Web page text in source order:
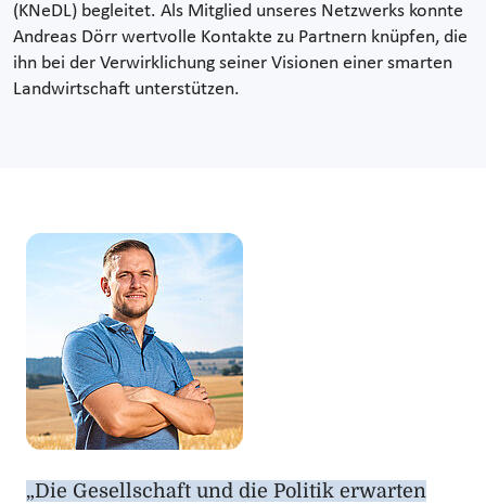
(KNeDL) begleitet. Als Mitglied unseres Netzwerks konnte
Andreas Dörr wertvolle Kontakte zu Partnern knüpfen, die
ihn bei der Verwirklichung seiner Visionen einer smarten
Landwirtschaft unterstützen.
„Die Gesellschaft und die Politik erwarten